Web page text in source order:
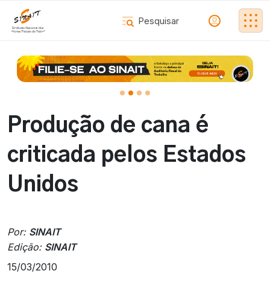
Produção de cana é
criticada pelos Estados
Unidos
Por: SINAIT
Edição: SINAIT
15/03/2010